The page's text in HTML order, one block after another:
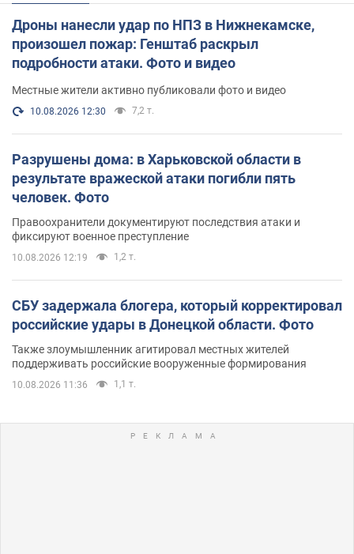
Дроны нанесли удар по НПЗ в Нижнекамске,
произошел пожар: Генштаб раскрыл
подробности атаки. Фото и видео
Местные жители активно публиковали фото и видео
10.08.2026 12:30 7,2 т.
Разрушены дома: в Харьковской области в
результате вражеской атаки погибли пять
человек. Фото
Правоохранители документируют последствия атаки и
фиксируют военное преступление
10.08.2026 12:19 1,2 т.
СБУ задержала блогера, который корректировал
российские удары в Донецкой области. Фото
Также злоумышленник агитировал местных жителей
поддерживать российские вооруженные формирования
10.08.2026 11:36 1,1 т.